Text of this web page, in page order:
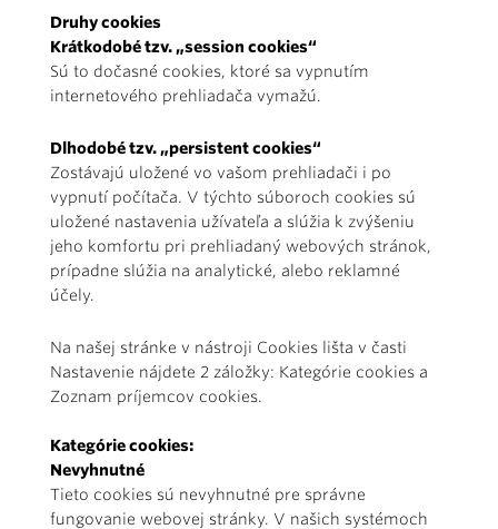
Druhy cookies
Krátkodobé tzv. „session cookies“
Sú to dočasné cookies, ktoré sa vypnutím
internetového prehliadača vymažú.
Dlhodobé tzv. „persistent cookies“
Zostávajú uložené vo vašom prehliadači i po
vypnutí počítača. V týchto súboroch cookies sú
uložené nastavenia užívateľa a slúžia k zvýšeniu
jeho komfortu pri prehliadaný webových stránok,
prípadne slúžia na analytické, alebo reklamné
účely.
Na našej stránke v nástroji Cookies lišta v časti
Nastavenie nájdete 2 záložky: Kategórie cookies a
Zoznam príjemcov cookies.
Kategórie cookies:
Nevyhnutné
Tieto cookies sú nevyhnutné pre správne
fungovanie webovej stránky. V našich systémoch